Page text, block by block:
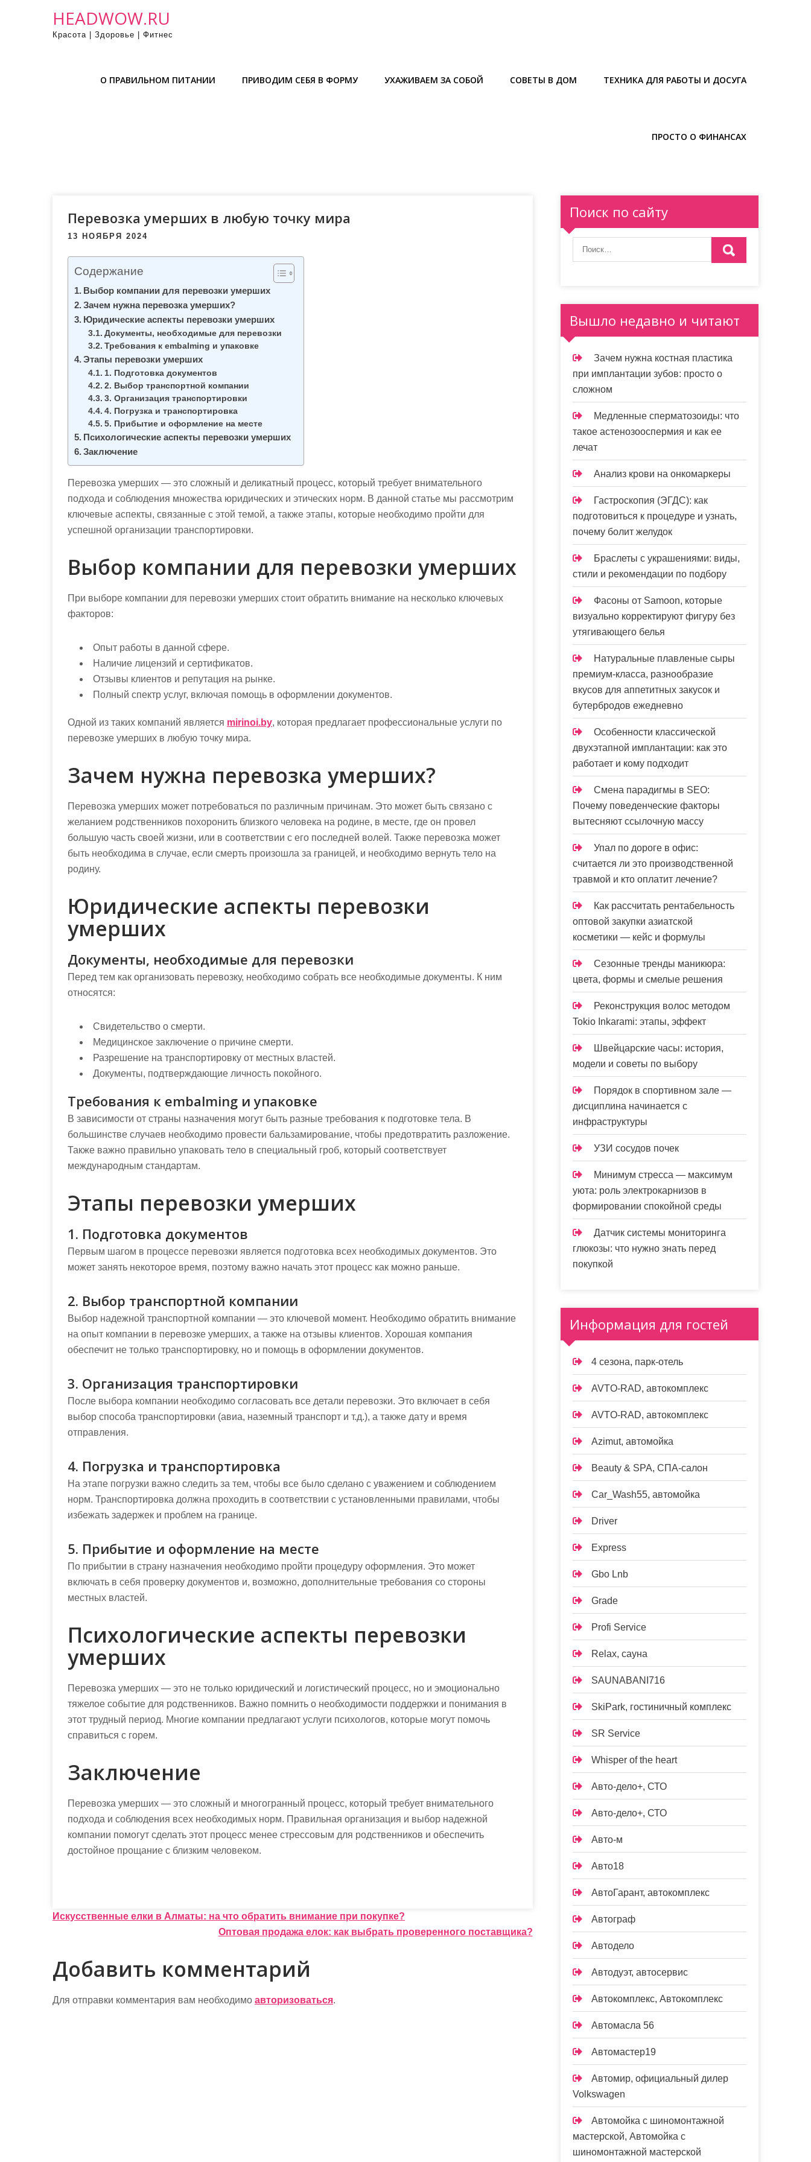
HEADWOW.RU
Красота | Здоровье | Фитнес
О ПРАВИЛЬНОМ ПИТАНИИ ПРИВОДИМ СЕБЯ В ФОРМУ УХАЖИВАЕМ ЗА СОБОЙ СОВЕТЫ В ДОМ ТЕХНИКА ДЛЯ РАБОТЫ И ДОСУГА
ПРОСТО О ФИНАНСАХ
Перевозка умерших в любую точку мира
13 НОЯБРЯ 2024
Содержание
Выбор компании для перевозки умерших
Зачем нужна перевозка умерших?
Юридические аспекты перевозки умерших
Документы, необходимые для перевозки
Требования к embalming и упаковке
Этапы перевозки умерших
1. Подготовка документов
2. Выбор транспортной компании
3. Организация транспортировки
4. Погрузка и транспортировка
5. Прибытие и оформление на месте
Психологические аспекты перевозки умерших
Заключение
Перевозка умерших — это сложный и деликатный процесс, который требует внимательного
подхода и соблюдения множества юридических и этических норм. В данной статье мы рассмотрим
ключевые аспекты, связанные с этой темой, а также этапы, которые необходимо пройти для
успешной организации транспортировки.
Выбор компании для перевозки умерших
При выборе компании для перевозки умерших стоит обратить внимание на несколько ключевых
факторов:
Опыт работы в данной сфере.
Наличие лицензий и сертификатов.
Отзывы клиентов и репутация на рынке.
Полный спектр услуг, включая помощь в оформлении документов.
Одной из таких компаний является mirinoi.by, которая предлагает профессиональные услуги по
перевозке умерших в любую точку мира.
Зачем нужна перевозка умерших?
Перевозка умерших может потребоваться по различным причинам. Это может быть связано с
желанием родственников похоронить близкого человека на родине, в месте, где он провел
большую часть своей жизни, или в соответствии с его последней волей. Также перевозка может
быть необходима в случае, если смерть произошла за границей, и необходимо вернуть тело на
родину.
Юридические аспекты перевозки
умерших
Документы, необходимые для перевозки
Перед тем как организовать перевозку, необходимо собрать все необходимые документы. К ним
относятся:
Свидетельство о смерти.
Медицинское заключение о причине смерти.
Разрешение на транспортировку от местных властей.
Документы, подтверждающие личность покойного.
Требования к embalming и упаковке
В зависимости от страны назначения могут быть разные требования к подготовке тела. В
большинстве случаев необходимо провести бальзамирование, чтобы предотвратить разложение.
Также важно правильно упаковать тело в специальный гроб, который соответствует
международным стандартам.
Этапы перевозки умерших
1. Подготовка документов
Первым шагом в процессе перевозки является подготовка всех необходимых документов. Это
может занять некоторое время, поэтому важно начать этот процесс как можно раньше.
2. Выбор транспортной компании
Выбор надежной транспортной компании — это ключевой момент. Необходимо обратить внимание
на опыт компании в перевозке умерших, а также на отзывы клиентов. Хорошая компания
обеспечит не только транспортировку, но и помощь в оформлении документов.
3. Организация транспортировки
После выбора компании необходимо согласовать все детали перевозки. Это включает в себя
выбор способа транспортировки (авиа, наземный транспорт и т.д.), а также дату и время
отправления.
4. Погрузка и транспортировка
На этапе погрузки важно следить за тем, чтобы все было сделано с уважением и соблюдением
норм. Транспортировка должна проходить в соответствии с установленными правилами, чтобы
избежать задержек и проблем на границе.
5. Прибытие и оформление на месте
По прибытии в страну назначения необходимо пройти процедуру оформления. Это может
включать в себя проверку документов и, возможно, дополнительные требования со стороны
местных властей.
Психологические аспекты перевозки
умерших
Перевозка умерших — это не только юридический и логистический процесс, но и эмоционально
тяжелое событие для родственников. Важно помнить о необходимости поддержки и понимания в
этот трудный период. Многие компании предлагают услуги психологов, которые могут помочь
справиться с горем.
Заключение
Перевозка умерших — это сложный и многогранный процесс, который требует внимательного
подхода и соблюдения всех необходимых норм. Правильная организация и выбор надежной
компании помогут сделать этот процесс менее стрессовым для родственников и обеспечить
достойное прощание с близким человеком.
Н
в
и
г
Искусственные елки в Алматы: на что обратить внимание при покупке?
Оптовая продажа елок: как выбрать проверенного поставщика?
Добавить комментарий
Для отправки комментария вам необходимо авторизоваться.
Поиск по сайту
Вышло недавно и читают
Зачем нужна костная пластика
при имплантации зубов: просто о
сложном
Медленные сперматозоиды: что
такое астенозооспермия и как ее
лечат
Анализ крови на онкомаркеры
Гастроскопия (ЭГДС): как
подготовиться к процедуре и узнать,
почему болит желудок
Браслеты с украшениями: виды,
стили и рекомендации по подбору
Фасоны от Samoon, которые
визуально корректируют фигуру без
утягивающего белья
Натуральные плавленые сыры
премиум-класса, разнообразие
вкусов для аппетитных закусок и
бутербродов ежедневно
Особенности классической
двухэтапной имплантации: как это
работает и кому подходит
Смена парадигмы в SEO:
Почему поведенческие факторы
вытесняют ссылочную массу
Упал по дороге в офис:
считается ли это производственной
травмой и кто оплатит лечение?
Как рассчитать рентабельность
оптовой закупки азиатской
косметики — кейс и формулы
Сезонные тренды маникюра:
цвета, формы и смелые решения
Реконструкция волос методом
Tokio Inkarami: этапы, эффект
Швейцарские часы: история,
модели и советы по выбору
Порядок в спортивном зале —
дисциплина начинается с
инфраструктуры
УЗИ сосудов почек
Минимум стресса — максимум
уюта: роль электрокарнизов в
формировании спокойной среды
Датчик системы мониторинга
глюкозы: что нужно знать перед
покупкой
Информация для гостей
4 сезона, парк-отель
AVTO-RAD, автокомплекс
AVTO-RAD, автокомплекс
Azimut, автомойка
Beauty & SPA, СПА-салон
Car_Wash55, автомойка
Driver
Express
Gbo Lnb
Grade
Profi Service
Relax, сауна
SAUNABANI716
SkiPark, гостиничный комплекс
SR Service
Whisper of the heart
Авто-дело+, СТО
Авто-дело+, СТО
Авто-м
Авто18
АвтоГарант, автокомплекс
Автограф
Автодело
Автодуэт, автосервис
Автокомплекс, Автокомплекс
Автомасла 56
Автомастер19
Автомир, официальный дилер
Volkswagen
Автомойка с шиномонтажной
мастерской, Автомойка с
шиномонтажной мастерской